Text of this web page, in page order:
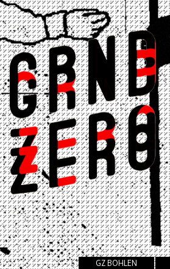
GZ BOHLEN